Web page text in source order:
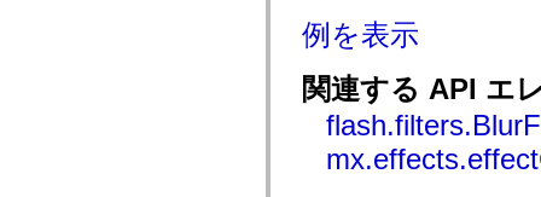
例を表示
関連する API エ